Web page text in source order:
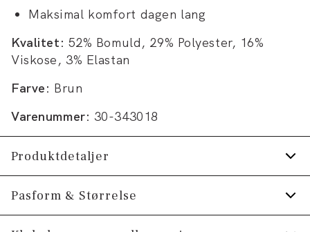
Maksimal komfort dagen lang
Kvalitet: 52% Bomuld, 29% Polyester, 16%
Viskose, 3% Elastan
Farve: Brun
Varenummer: 30-343018
Produktdetaljer
Lavet med Superflex, der giver ekstra
elasticitet og komfort.
Pasform & Størrelse